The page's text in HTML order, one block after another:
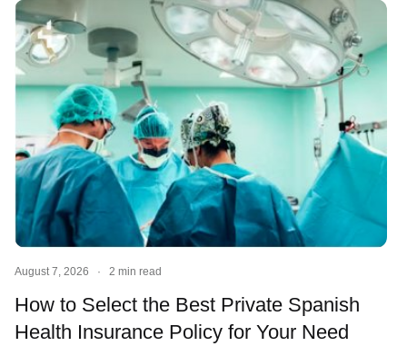
August 7, 2026 · 2 min read
How to Select the Best Private Spanish
Health Insurance Policy for Your Need